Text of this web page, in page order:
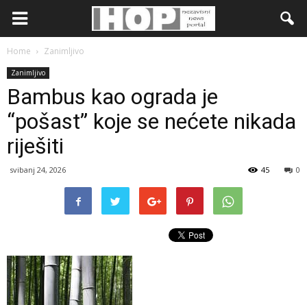
Home Zanimljivo
Zanimljivo
Bambus kao ograda je
“pošast” koje se nećete nikada
riješiti
svibanj 24, 2026 0
45